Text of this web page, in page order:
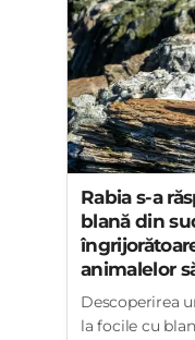
Rabia s-a
blană din
animalelor
Descoperirea
la focile cu